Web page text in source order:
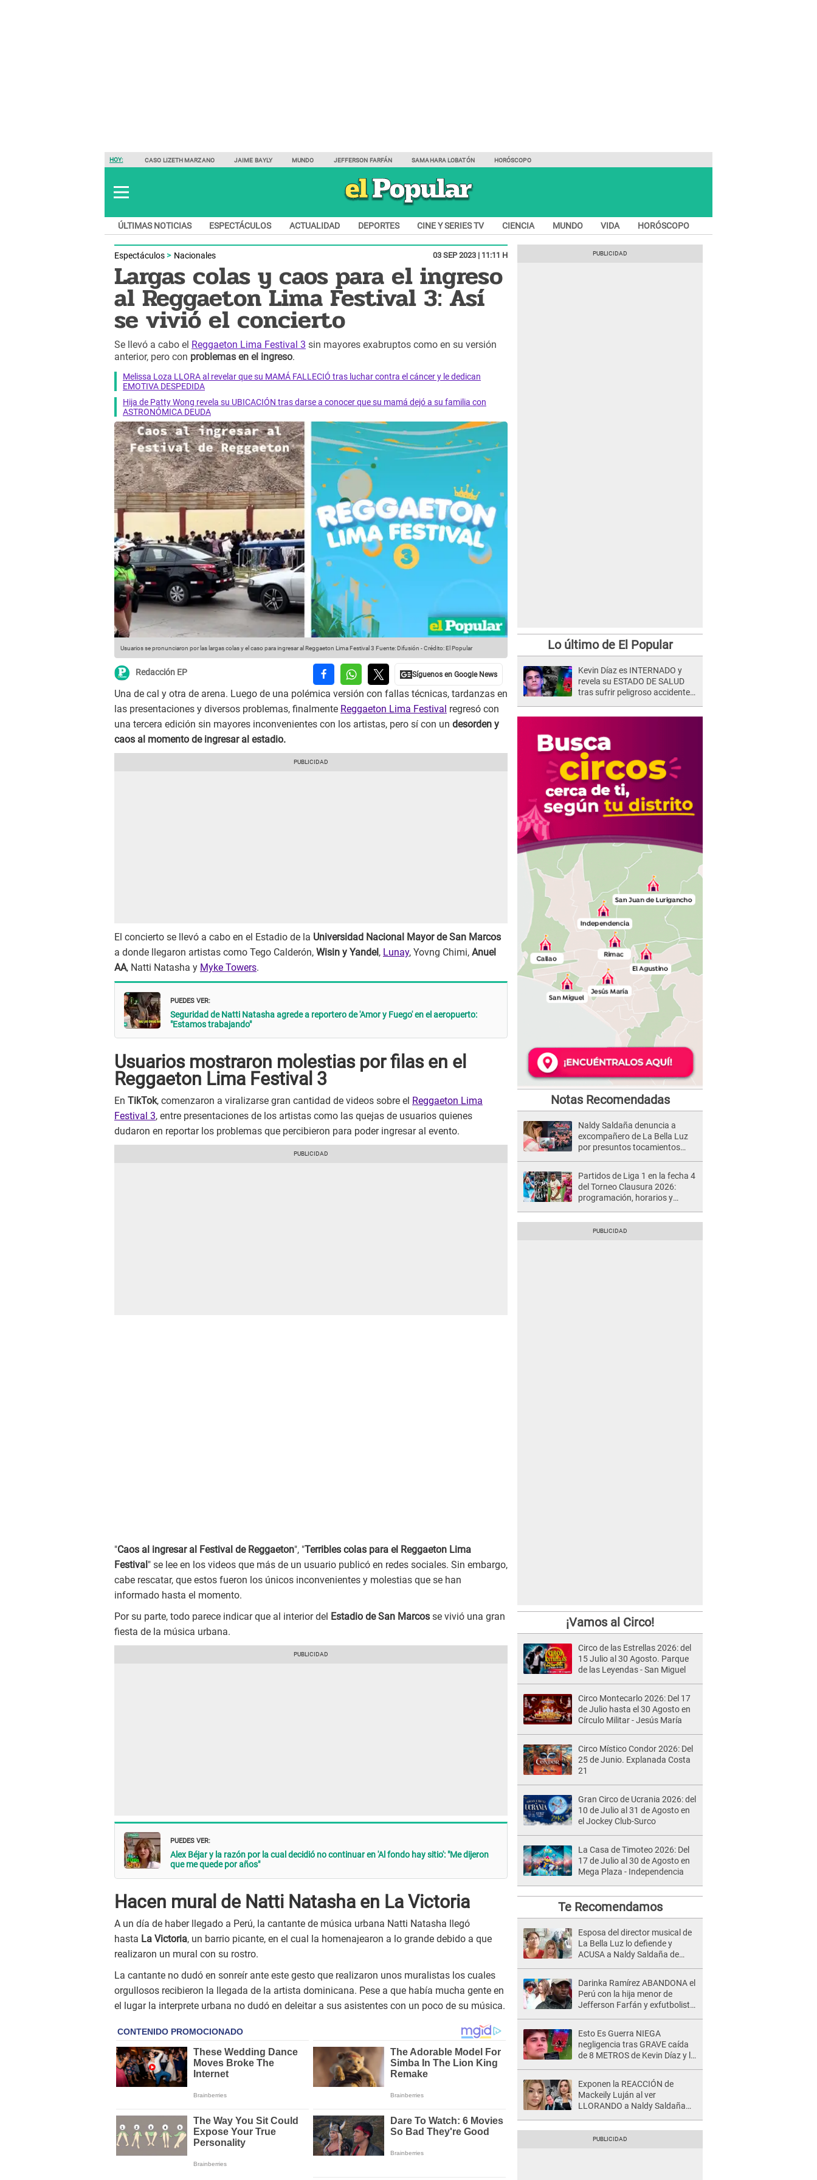
HOY: CASO LIZETH MARZANO JAIME BAYLY MUNDO JEFFERSON FARFÁN SAMAHARA LOBATÓN HORÓSCOPO
ÚLTIMAS NOTICIAS ESPECTÁCULOS ACTUALIDAD DEPORTES CINE Y SERIES TV CIENCIA MUNDO VIDA HORÓSCOPO
Espectáculos Nacionales 03 SEP 2023 | 11:11 H
Largas colas y caos para el ingreso
al Reggaeton Lima Festival 3: Así
se vivió el concierto
Se llevó a cabo el Reggaeton Lima Festival 3 sin mayores exabruptos como en su versión
anterior, pero con problemas en el ingreso.
Melissa Loza LLORA al revelar que su MAMÁ FALLECIÓ tras luchar contra el cáncer y le dedican
EMOTIVA DESPEDIDA
Hija de Patty Wong revela su UBICACIÓN tras darse a conocer que su mamá dejó a su familia con
ASTRONÓMICA DEUDA
Usuarios se pronunciaron por las largas colas y el caso para ingresar al Reggaeton Lima Festival 3 Fuente: Difusión -Crédito: El Popular
Redacción EP
Una de cal y otra de arena. Luego de una polémica versión con fallas técnicas, tardanzas en
las presentaciones y diversos problemas, finalmente Reggaeton Lima Festival regresó con
una tercera edición sin mayores inconvenientes con los artistas, pero sí con un desorden y
caos al momento de ingresar al estadio.
El concierto se llevó a cabo en el Estadio de la Universidad Nacional Mayor de San Marcos
a donde llegaron artistas como Tego Calderón, Wisin y Yandel , Lunay, Yovng Chimi, Anuel
AA, Natti Natasha y Myke Towers.
PUEDES VER:
Seguridad de Natti Natasha agrede a reportero de 'Amor y Fuego' en el aeropuerto:
"Estamos trabajando"
Usuarios mostraron molestias por filas en el
Reggaeton Lima Festival 3
En TikTok, comenzaron a viralizarse gran cantidad de videos sobre el Reggaeton Lima
Festival 3, entre presentaciones de los artistas como las quejas de usuarios quienes
dudaron en reportar los problemas que percibieron para poder ingresar al evento.
"Caos al ingresar al Festival de Reggaeton", "Terribles colas para el Reggaeton Lima
Festival" se lee en los videos que más de un usuario publicó en redes sociales. Sin embargo,
cabe rescatar, que estos fueron los únicos inconvenientes y molestias que se han
informado hasta el momento.
Por su parte, todo parece indicar que al interior del Estadio de San Marcos se vivió una gran
fiesta de la música urbana.
PUEDES VER:
Alex Béjar y la razón por la cual decidió no continuar en 'Al fondo hay sitio': "Me dijeron
que me quede por años"
Hacen mural de Natti Natasha en La Victoria
A un día de haber llegado a Perú, la cantante de música urbana Natti Natasha llegó
hasta La Victoria, un barrio picante, en el cual la homenajearon a lo grande debido a que
realizaron un mural con su rostro.
La cantante no dudó en sonreír ante este gesto que realizaron unos muralistas los cuales
orgullosos recibieron la llegada de la artista dominicana. Pese a que había mucha gente en
el lugar la interprete urbana no dudó en deleitar a sus asistentes con un poco de su música.
Lo último de El Popular
Kevin Díaz es INTERNADO y
revela su ESTADO DE SALUD
tras sufrir peligroso accidente
Notas Recomendadas
Naldy Saldaña denuncia a
excompañero de La Bella Luz
por presuntos tocamientos
Partidos de Liga 1 en la fecha 4
del Torneo Clausura 2026:
programación, horarios y
¡Vamos al Circo!
Circo de las Estrellas 2026: del
15 Julio al 30 Agosto. Parque
de las Leyendas - San Miguel
Circo Montecarlo 2026: Del 17
de Julio hasta el 30 Agosto en
Círculo Militar - Jesús María
Circo Místico Condor 2026: Del
25 de Junio. Explanada Costa
21
Gran Circo de Ucrania 2026: del
10 de Julio al 31 de Agosto en
el Jockey Club-Surco
La Casa de Timoteo 2026: Del
17 de Julio al 30 de Agosto en
Mega Plaza - Independencia
Te Recomendamos
Esposa del director musical de
La Bella Luz lo defiende y
ACUSA a Naldy Saldaña de
Darinka Ramírez ABANDONA el
Perú con la hija menor de
Jefferson Farfán y exfutbolista
Esto Es Guerra NIEGA
negligencia tras GRAVE caída
de 8 METROS de Kevin Díaz y lo
Exponen la REACCIÓN de
Mackeily Luján al ver
LLORANDO a Naldy Saldaña